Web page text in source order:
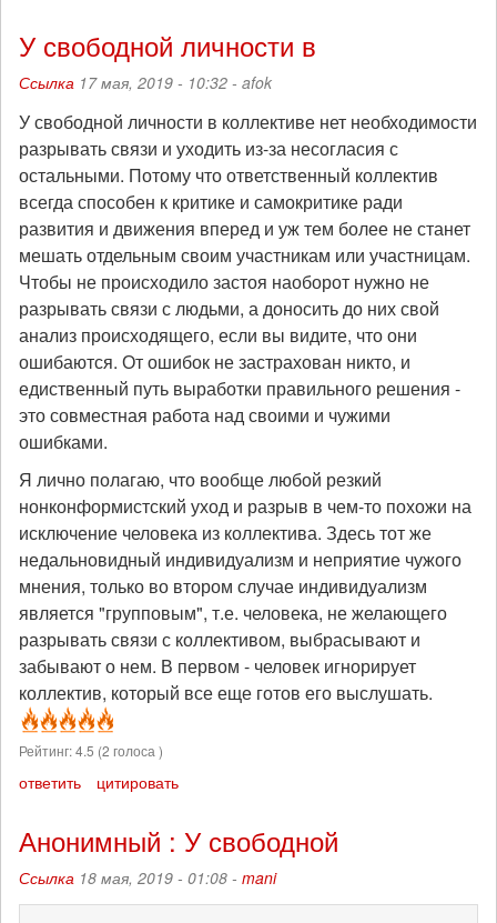
У свободной личности в
Ссылка 17 мая, 2019 - 10:32 - afok
У свободной личности в коллективе нет необходимости
разрывать связи и уходить из-за несогласия с
остальными. Потому что ответственный коллектив
всегда способен к критике и самокритике ради
развития и движения вперед и уж тем более не станет
мешать отдельным своим участникам или участницам.
Чтобы не происходило застоя наоборот нужно не
разрывать связи с людьми, а доносить до них свой
анализ происходящего, если вы видите, что они
ошибаются. От ошибок не застрахован никто, и
едиственный путь выработки правильного решения -
это совместная работа над своими и чужими
ошибками.
Я лично полагаю, что вообще любой резкий
нонконформистский уход и разрыв в чем-то похожи на
исключение человека из коллектива. Здесь тот же
недальновидный индивидуализм и неприятие чужого
мнения, только во втором случае индивидуализм
является "групповым", т.е. человека, не желающего
разрывать связи с коллективом, выбрасывают и
забывают о нем. В первом - человек игнорирует
коллектив, который все еще готов его выслушать.
Рейтинг:4.5 (2 голоса )
ответить цитировать
Анонимный : У свободной
Ссылка 18 мая, 2019 - 01:08 - mani